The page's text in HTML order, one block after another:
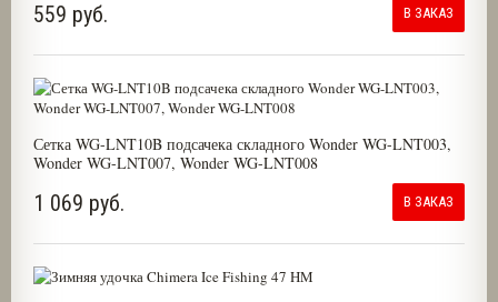
559 руб. В ЗАКАЗ
Сетка WG-LNT10B подсачека складного Wonder WG-LNT003,
Wonder WG-LNT007, Wonder WG-LNT008
1 069 руб. В ЗАКАЗ